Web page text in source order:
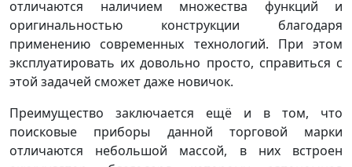
отличаются наличием множества функций и
оригинальностью конструкции благодаря
применению современных технологий. При этом
эксплуатировать их довольно просто, справиться с
этой задачей сможет даже новичок.
Преимущество заключается ещё и в том, что
поисковые приборы данной торговой марки
отличаются небольшой массой, в них встроен